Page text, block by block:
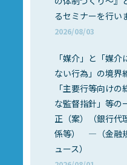
るセミナーを行い
2026/08/03
「媒介」と「媒介
ない行為」の境
「主要行等向けの
な監督指針」等の
正（案）（銀行代
係等） ―（金融
ュース）